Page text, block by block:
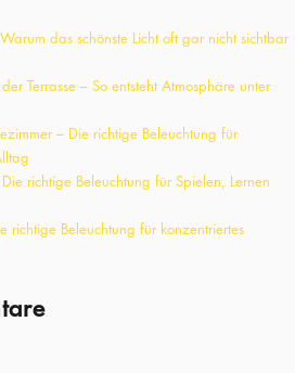
das schönste Licht oft gar nicht sichtbar
Terrasse – So entsteht Atmosphäre unter
– Die richtige Beleuchtung für
richtige Beleuchtung für Spielen, Lernen
richtige Beleuchtung für konzentriertes